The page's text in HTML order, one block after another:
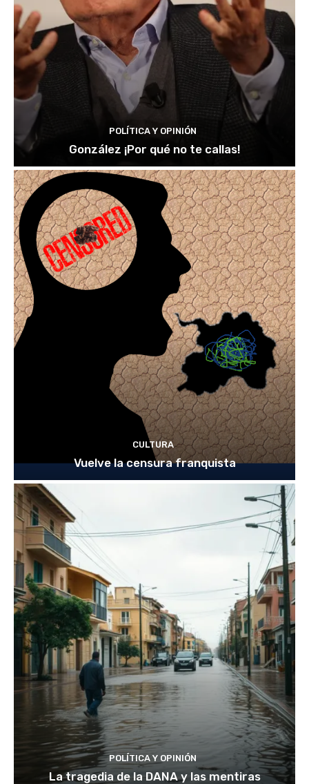
POLÍTICA Y OPINIÓN
González ¡Por qué no te callas!
CULTURA
Vuelve la censura franquista
POLÍTICA Y OPINIÓN
La tragedia de la DANA y las mentiras